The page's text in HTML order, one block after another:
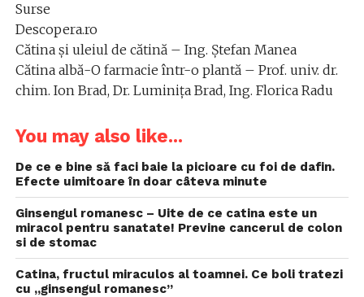
Surse
Descopera.ro
Cătina şi uleiul de cătină – Ing. Ştefan Manea
Cătina albă-O farmacie într-o plantă – Prof. univ. dr.
chim. Ion Brad, Dr. Luminiţa Brad, Ing. Florica Radu
You may also like...
De ce e bine să faci baie la picioare cu foi de dafin.
Efecte uimitoare în doar câteva minute
Ginsengul romanesc – Uite de ce catina este un
miracol pentru sanatate! Previne cancerul de colon
si de stomac
Catina, fructul miraculos al toamnei. Ce boli tratezi
cu „ginsengul romanesc”